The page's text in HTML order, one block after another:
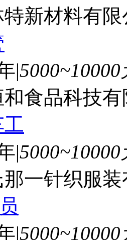
新材料有限
|
食品科技
|
一针织服
|